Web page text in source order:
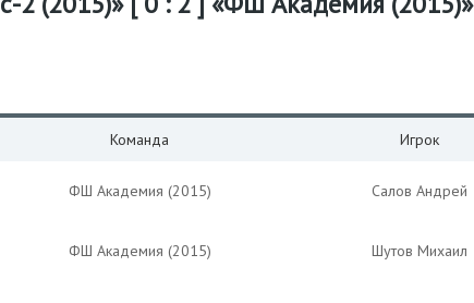
Команда Игрок
ФШ Академия (2015) Салов Андрей
ФШ Академия (2015) Шутов Михаил